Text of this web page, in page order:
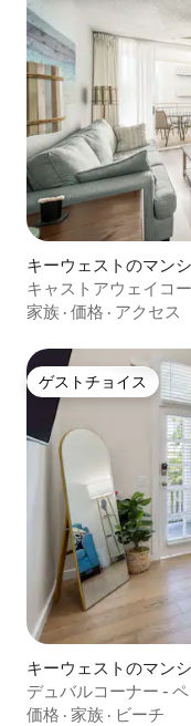
キーウェストのマン
キャストアウェイコ
ンドミニアム！
家族 · 価格 · アクセス
ゲストチョイス
ゲストチョイス
キーウェストのマン
デュバルコーナー -
価格 · 家族 · ビーチ